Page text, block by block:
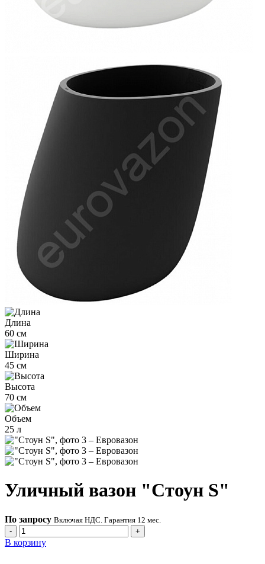
Длина
60 см
Ширина
45 см
Высота
70 см
Объем
25 л
Уличный вазон "Стоун S"
По запросу Включая НДС. Гарантия 12 мес.
-
+
В корзину